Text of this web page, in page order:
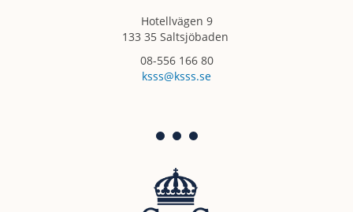
Hotellvägen 9
133 35 Saltsjöbaden
08-556 166 80
ksss@ksss.se